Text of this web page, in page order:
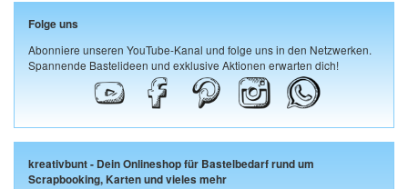
Folge uns
Abonniere unseren YouTube-Kanal und folge uns in den Netzwerken.
Spannende Bastelideen und exklusive Aktionen erwarten dich!
kreativbunt - Dein Onlineshop für Bastelbedarf rund um
Scrapbooking, Karten und vieles mehr